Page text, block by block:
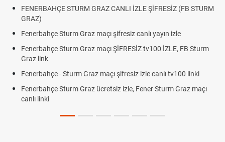
FENERBAHÇE STURM GRAZ CANLI İZLE ŞİFRESİZ (FB STURM
GRAZ)
Fenerbahçe Sturm Graz maçı şifresiz canlı yayın izle
Fenerbahçe Sturm Graz maçı ŞİFRESİZ tv100 İZLE, FB Sturm
Graz link
Fenerbahçe - Sturm Graz maçı şifresiz izle canlı tv100 linki
Fenerbahçe Sturm Graz ücretsiz izle, Fener Sturm Graz maçı
canlı linki